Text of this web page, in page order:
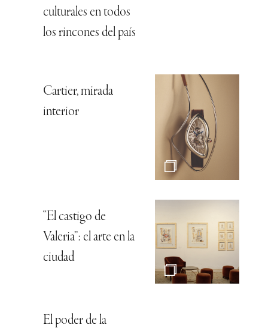
culturales en todos
los rincones del país
Cartier, mirada
interior
“El castigo de
Valeria”: el arte en la
ciudad
El poder de la